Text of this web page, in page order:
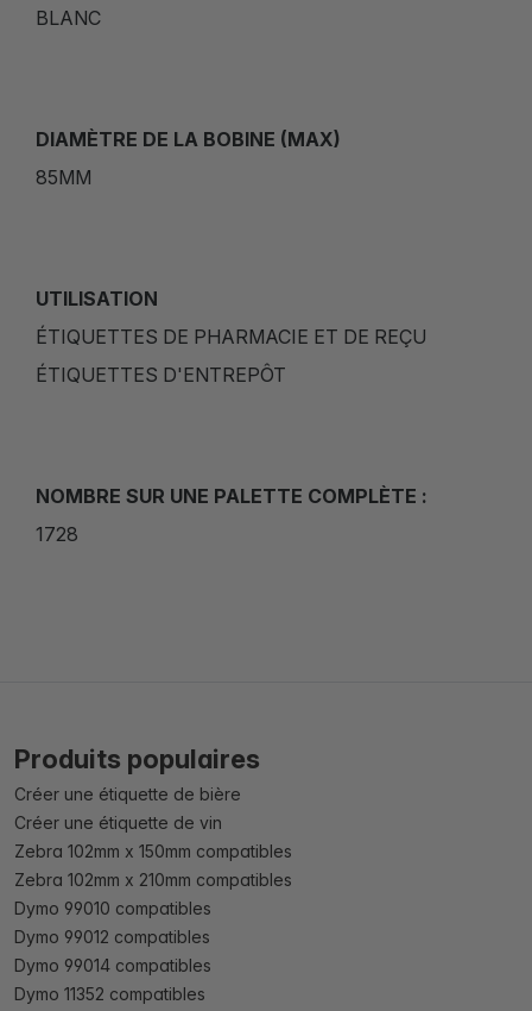
BLANC
DIAMÈTRE DE LA BOBINE (MAX)
85MM
UTILISATION
ÉTIQUETTES DE PHARMACIE ET DE REÇU
ÉTIQUETTES D'ENTREPÔT
NOMBRE SUR UNE PALETTE COMPLÈTE :
1728
Produits populaires
Créer une étiquette de bière
Créer une étiquette de vin
Zebra 102mm x 150mm compatibles
Zebra 102mm x 210mm compatibles
Dymo 99010 compatibles
Dymo 99012 compatibles
Dymo 99014 compatibles
Dymo 11352 compatibles